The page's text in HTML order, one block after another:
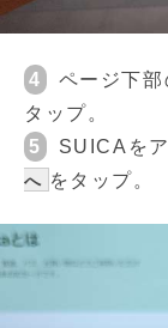
4 ページ下部
タップ。
5
SUICAを
へ をタップ。